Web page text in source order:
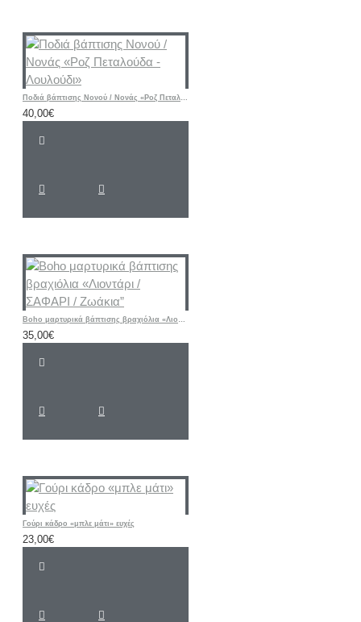
Ποδιά βάπτισης Νονού / Νονάς «Ροζ Πεταλούδα - Λουλούδι»
40,00€
Boho μαρτυρικά βάπτισης βραχιόλια «Λιοντάρι / ΣΑΦΑΡΙ / Ζωάκια”
35,00€
Γούρι κάδρο «μπλε μάτι» ευχές
23,00€